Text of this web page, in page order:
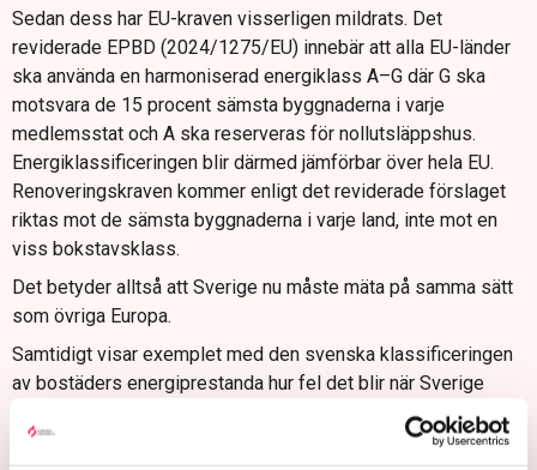
Sedan dess har EU-kraven visserligen mildrats. Det
reviderade EPBD (2024/1275/EU) innebär att alla EU-länder
ska använda en harmoniserad energiklass A–G där G ska
motsvara de 15 procent sämsta byggnaderna i varje
medlemsstat och A ska reserveras för nollutsläppshus.
Energiklassificeringen blir därmed jämförbar över hela EU.
Renoveringskraven kommer enligt det reviderade förslaget
riktas mot de sämsta byggnaderna i varje land, inte mot en
viss bokstavsklass.
Det betyder alltså att Sverige nu måste mäta på samma sätt
som övriga Europa.
Samtidigt visar exemplet med den svenska klassificeringen
av bostäders energiprestanda hur fel det blir när Sverige
mäter på ett sätt och övriga länder i EU på ett annat.
– Den svenska vanan att vilja "gå före" straffar sig när den